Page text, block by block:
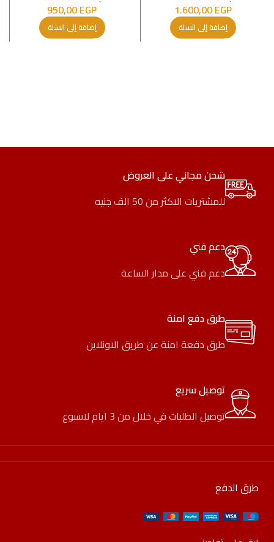
1.600,00EGP
إضافة إلى السلة
950,00EGP
إضافة إلى السلة
شحن مجاني على العروض
للمشتريات الاكثر من 50 الف جنيه
دعم فني
دعم فني على مدار الساعة
طرق دفع امنة
طرق دفعة امنة عن طريق الاونلاين
توصيل سريع
توصيل الطلبات في خلال من 3 ايام لاسبوع
طرق الدفع